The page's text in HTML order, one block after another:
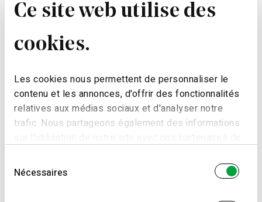
Ce site web utilise des
cookies.
Les cookies nous permettent de personnaliser le
contenu et les annonces, d'offrir des fonctionnalités
relatives aux médias sociaux et d'analyser notre
trafic. Nous partageons également des informations
combiner celles-ci avec d'autres informations que
vous leur avez fournies ou qu'ils ont collectées lors
Nécessaires